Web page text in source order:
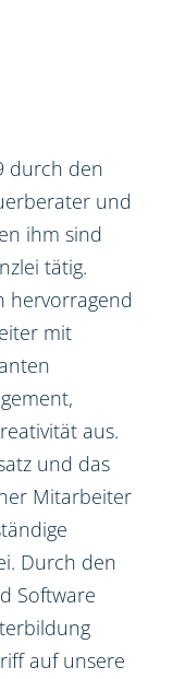
durch den
und
ihm sind
tätig.
hervorragend
mit
aus.
und das
Mitarbeiter
Durch den
Software
auf unsere